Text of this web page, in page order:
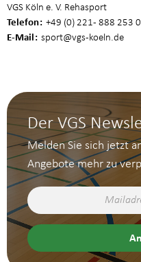
VGS Köln e. V. Rehasport
Telefon +49 (0) 221 - 888 253 0
E-Mail sport@vgs-koeln.de
Der VGS
Melden Sie sich jetzt
Angebote mehr zu